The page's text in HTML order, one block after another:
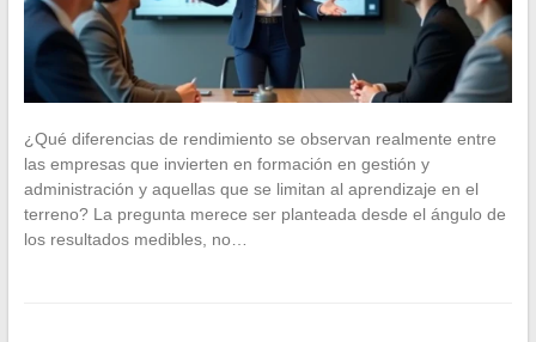
¿Qué diferencias de rendimiento se observan realmente entre
las empresas que invierten en formación en gestión y
administración y aquellas que se limitan al aprendizaje en el
terreno? La pregunta merece ser planteada desde el ángulo de
los resultados medibles, no…